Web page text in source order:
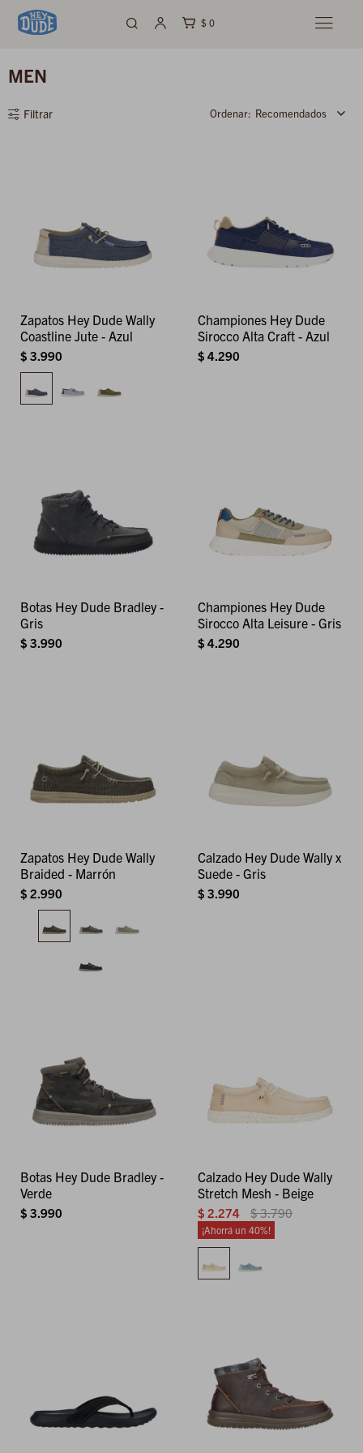
$ 0 
MEN
Recomendados
Zapatos Hey Dude Wally
Coastline Jute - Azul
$ 3.990
Championes Hey Dude
Sirocco Alta Craft - Azul
$ 4.290
Botas Hey Dude Bradley -
Gris
$ 3.990
Championes Hey Dude
Sirocco Alta Leisure - Gris
$ 4.290
Zapatos Hey Dude Wally
Braided - Marrón
$ 2.990
Calzado Hey Dude Wally x
Suede - Gris
$ 3.990
Botas Hey Dude Bradley -
Verde
$ 3.990
Calzado Hey Dude Wally
Stretch Mesh - Beige
$ 2.274 $3.790
40